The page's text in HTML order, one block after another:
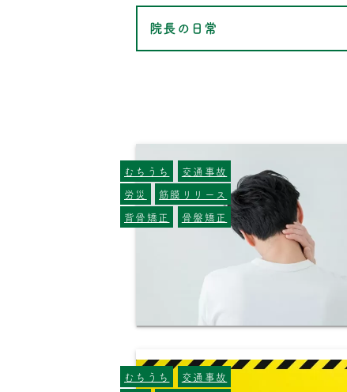
院長の日常
むちうち
交通事故
労災
筋膜リリース
背骨矯正
骨盤矯正
むちうち
交通事故